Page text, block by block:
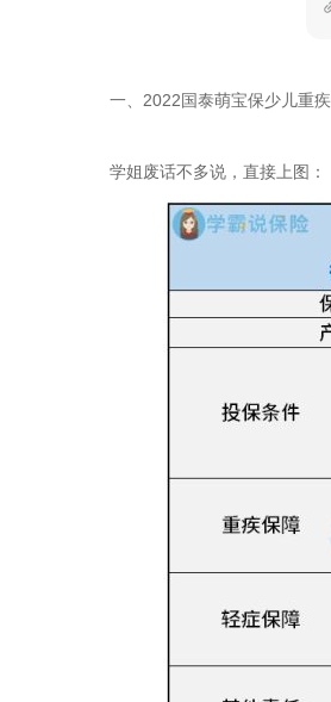
一、2022国泰萌宝保少儿重
学姐废话不多说，直接上图：